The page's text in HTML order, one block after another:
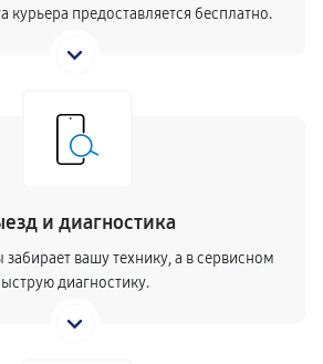
курьера предоставляется бесплатно.
и диагностика
забирает вашу технику, а в сервисном
диагностику.